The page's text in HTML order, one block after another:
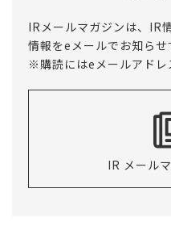
IRメールマガジンは、IR
情報をeメールでお知らせ
※購読にはeメールアドレ
IR メール